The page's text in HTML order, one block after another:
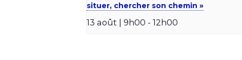
situer, chercher son chemin »
13 août | 9h00 - 12h00